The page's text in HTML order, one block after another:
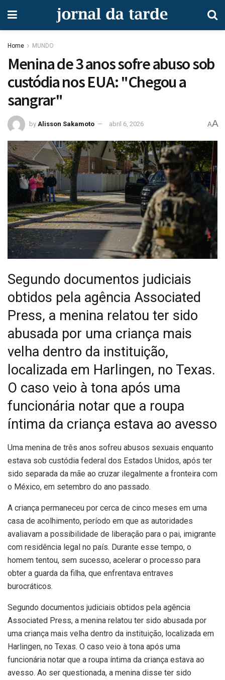
Home MUNDO
Menina de 3 anos sofre abuso sob
custódia nos EUA: "Chegou a
sangrar"
by Alisson Sakamoto abril 6, 2026 AA
Segundo documentos judiciais
obtidos pela agência Associated
Press, a menina relatou ter sido
abusada por uma criança mais
velha dentro da instituição,
localizada em Harlingen, no Texas.
O caso veio à tona após uma
funcionária notar que a roupa
íntima da criança estava ao avesso
Uma menina de três anos sofreu abusos sexuais enquanto
estava sob custódia federal dos Estados Unidos, após ter
sido separada da mãe ao cruzar ilegalmente a fronteira com
o México, em setembro do ano passado.
A criança permaneceu por cerca de cinco meses em uma
casa de acolhimento, período em que as autoridades
avaliavam a possibilidade de liberação para o pai, imigrante
com residência legal no país. Durante esse tempo, o
homem tentou, sem sucesso, acelerar o processo para
obter a guarda da filha, que enfrentava entraves
burocráticos.
Segundo documentos judiciais obtidos pela agência
Associated Press, a menina relatou ter sido abusada por
uma criança mais velha dentro da instituição, localizada em
Harlingen, no Texas. O caso veio à tona após uma
funcionária notar que a roupa íntima da criança estava ao
avesso. Ao ser questionada, a menina disse ter sido